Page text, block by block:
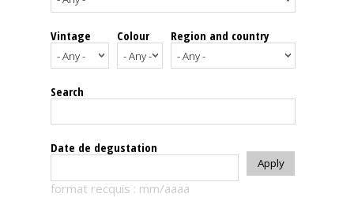
Spirits
Tasting
reviews
The
Vintage Colour Region and country
Search
Date de degustation
format recquis : mm/aaaa